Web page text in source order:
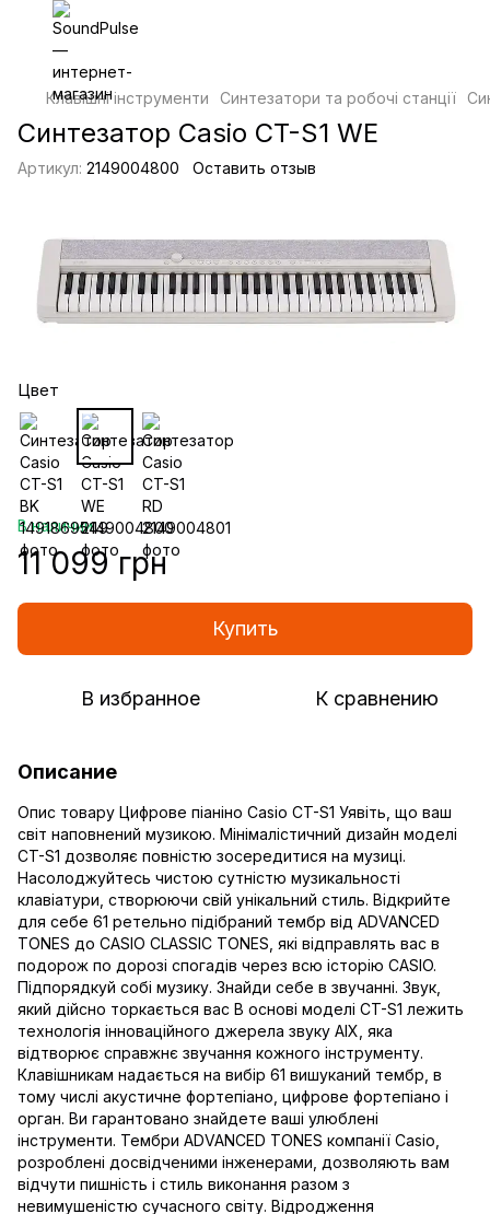
Клавішні інструменти Синтезатори та робочі станції
Синтезатор Casio CT-S1 WE
Артикул: 2149004800 Оставить отзыв
Цвет
В наличии
11 099 грн
Купить
В избранное К сравнению
Описание
Опис товару Цифрове піаніно Casio CT-S1 Уявіть, що ваш
світ наповнений музикою. Мінімалістичний дизайн моделі
CT-S1 дозволяє повністю зосередитися на музиці.
Насолоджуйтесь чистою сутністю музикальності
клавіатури, створюючи свій унікальний стиль. Відкрийте
для себе 61 ретельно підібраний тембр від ADVANCED
TONES до CASIO CLASSIC TONES, які відправлять вас в
подорож по дорозі спогадів через всю історію CASIO.
Підпорядкуй собі музику. Знайди себе в звучанні. Звук,
який дійсно торкається вас В основі моделі CT-S1 лежить
технологія інноваційного джерела звуку AIX, яка
відтворює справжнє звучання кожного інструменту.
Клавішникам надається на вибір 61 вишуканий тембр, в
тому числі акустичне фортепіано, цифрове фортепіано і
орган. Ви гарантовано знайдете ваші улюблені
інструменти. Тембри ADVANCED TONES компанії Casio,
розроблені досвідченими інженерами, дозволяють вам
відчути пишність і стиль виконання разом з
невимушеністю сучасного світу. Відродження